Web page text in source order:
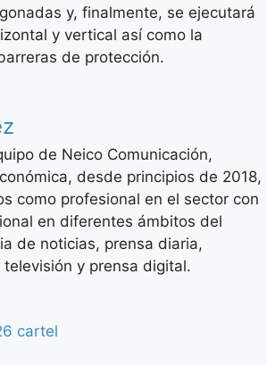
y, finalmente, se ejecutará
y vertical así como la
de protección.
de Neico Comunicación,
desde principios de 2018,
como profesional en el sector con
en diferentes ámbitos del
de noticias, prensa diaria,
y prensa digital.